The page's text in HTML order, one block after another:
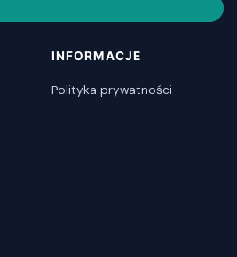
INFORMACJE
Polityka prywatności